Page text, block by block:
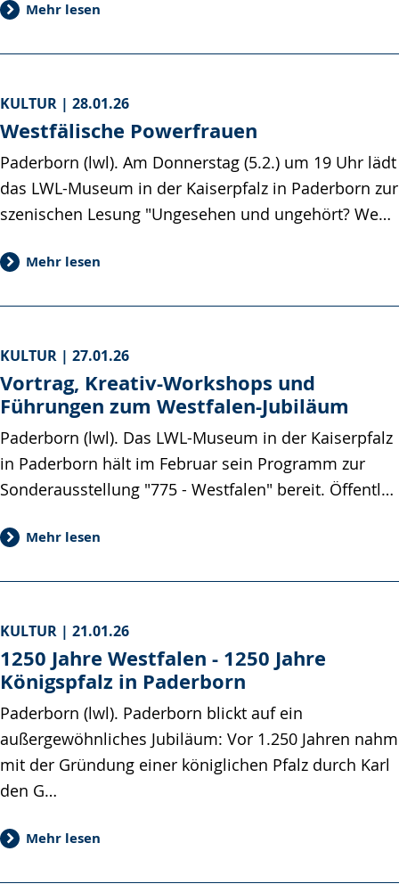
Mehr lesen
KULTUR | 28.01.26
Westfälische Powerfrauen
Paderborn (lwl). Am Donnerstag (5.2.) um 19 Uhr lädt
das LWL-Museum in der Kaiserpfalz in Paderborn zur
szenischen Lesung "Ungesehen und ungehört? We…
Mehr lesen
KULTUR | 27.01.26
Vortrag, Kreativ-Workshops und
Führungen zum Westfalen-Jubiläum
Paderborn (lwl). Das LWL-Museum in der Kaiserpfalz
in Paderborn hält im Februar sein Programm zur
Sonderausstellung "775 - Westfalen" bereit. Öffentl…
Mehr lesen
KULTUR | 21.01.26
1250 Jahre Westfalen - 1250 Jahre
Königspfalz in Paderborn
Paderborn (lwl). Paderborn blickt auf ein
außergewöhnliches Jubiläum: Vor 1.250 Jahren nahm
mit der Gründung einer königlichen Pfalz durch Karl
den G…
Mehr lesen